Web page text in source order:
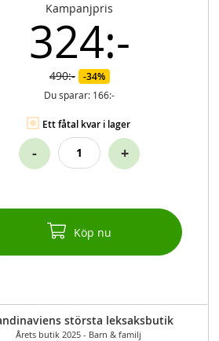
Kampanjpris
324:-
490:- 34%
Du sparar: 166:-
Ett fåtal kvar i lager
- +
Köp nu
största leksaksbutik
Årets butik 2025 - Barn & familj